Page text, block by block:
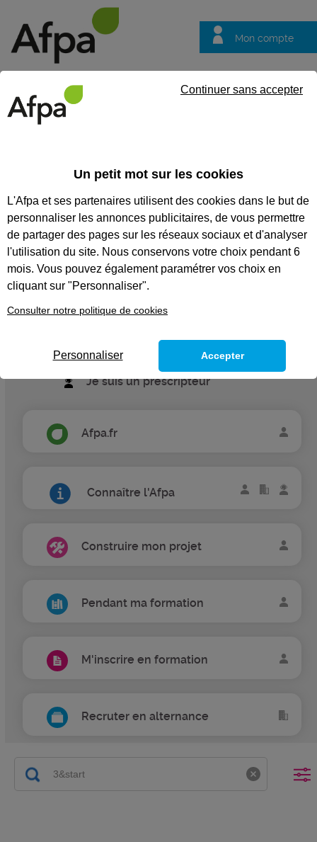
Mon compte
questions
VOS QUESTIONS
Recherches populaires :Conseiller Emploi Formation
Je suis une entreprise
Je suis un prescripteur
Afpa.fr
Connaître l'Afpa
Construire mon projet
Pendant ma formation
M'inscrire en formation
Recruter en alternance
Un petit mot sur les cookies
L'Afpa et ses partenaires utilisent des cookies dans le but de
personnaliser les annonces publicitaires, de vous permettre
de partager des pages sur les réseaux sociaux et d'analyser
l'utilisation du site. Nous conservons votre choix pendant 6
mois. Vous pouvez également paramétrer vos choix en
cliquant sur "Personnaliser".
Consulter notre politique de cookies
Continuer sans accepter
Personnaliser Accepter